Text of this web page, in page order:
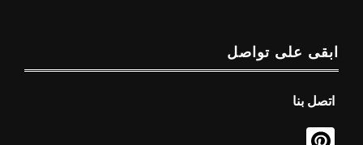
ابقى على تواصل
اتصل بنا